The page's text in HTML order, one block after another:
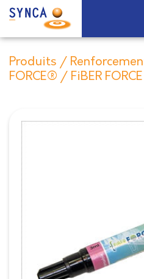
Produits /
FORCE® / FiBER